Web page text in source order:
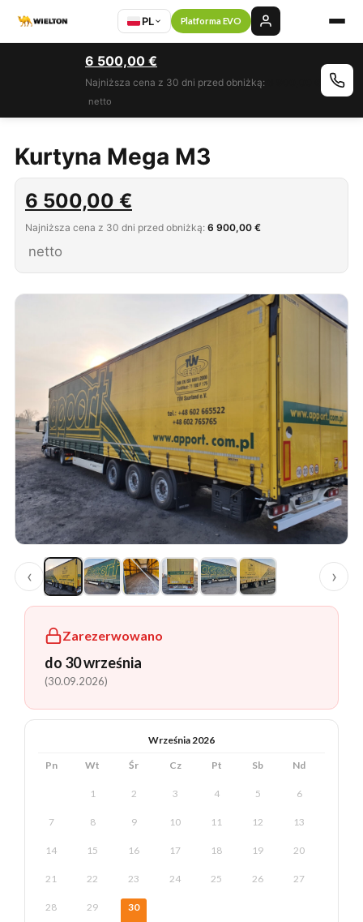
PL Platforma EVO
6 500,00 €
Najniższa cena z 30 dni przed obniżką:
netto
Kurtyna Mega M3
6 500,00 €
Najniższa cena z 30 dni przed obniżką: 6 900,00 €
netto
‹ ›
Zarezerwowano
do 30 września
(30.09.2026)
Września 2026
Pn Wt Śr Cz Pt Sb Nd
1 2 3 4 5 6
7 8 9 10 11 12 13
14 15 16 17 18 19 20
21 22 23 24 25 26 27
28 29 30